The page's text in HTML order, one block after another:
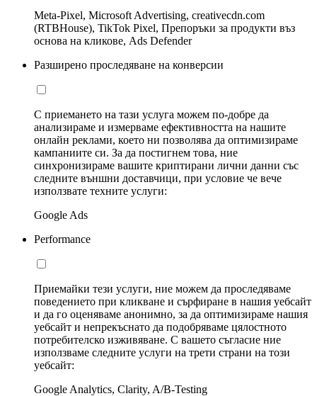
Meta-Pixel, Microsoft Advertising, creativecdn.com
(RTBHouse), TikTok Pixel, Препоръки за продукти въз
основа на кликове, Ads Defender
Разширено проследяване на конверсии
С приемането на тази услуга можем по-добре да
анализираме и измерваме ефективността на нашите
онлайн реклами, което ни позволява да оптимизираме
кампаниите си. За да постигнем това, ние
синхронизираме вашите криптирани лични данни със
следните външни доставчици, при условие че вече
използвате техните услуги:
Google Ads
Performance
Приемайки тези услуги, ние можем да проследяваме
поведението при кликване и сърфиране в нашия уебсайт
и да го оценяваме анонимно, за да оптимизираме нашия
уебсайт и непрекъснато да подобряваме цялостното
потребителско изживяване. С вашето съгласие ние
използваме следните услуги на трети страни на този
уебсайт:
Google Analytics, Clarity, A/B-Testing